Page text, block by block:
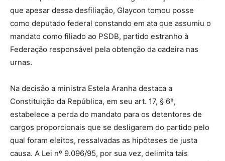
que apesar dessa desfiliação, Glaycon tomou posse
como deputado federal constando em ata que assumiu o
mandato como filiado ao PSDB, partido estranho à
Federação responsável pela obtenção da cadeira nas
urnas.
Na decisão a ministra Estela Aranha destaca a
Constituição da República, em seu art. 17, § 6º,
estabelece a perda do mandato para os detentores de
cargos proporcionais que se desligarem do partido pelo
qual foram eleitos, ressalvadas as hipóteses de justa
causa. A Lei nº 9.096/95, por sua vez, delimita tais